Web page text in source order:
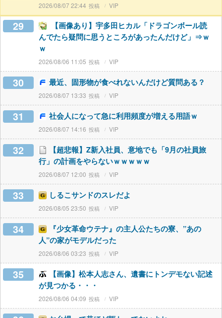
2026/08/07 22:44 VIP
29
【画像あり】宇多田ヒカル「ドラゴンボール読
んでたら疑問に思うところがあったんだけど」⇒ｗ
ｗ
2026/08/06 11:05 VIP
30 最近、固形物が食べれないんだけど質問ある？
2026/08/07 13:33 VIP
31 社会人になって急に利用頻度が増える用語ｗ
2026/08/07 14:16 VIP
32
【超悲報】Z新入社員、意地でも「9月の社員旅
行」の計画をやらないｗｗｗｗｗ
2026/08/07 12:00 VIP
33 しるこサンドのスレだよ
2026/08/05 23:50 VIP
34
『少女革命ウテナ』の主人公たちの寮、”あの
人”の家がモデルだった
2026/08/06 03:23 VIP
35
【画像】松本人志さん、遺書にトンデモない記述
が見つかる・・・
2026/08/06 04:09 VIP